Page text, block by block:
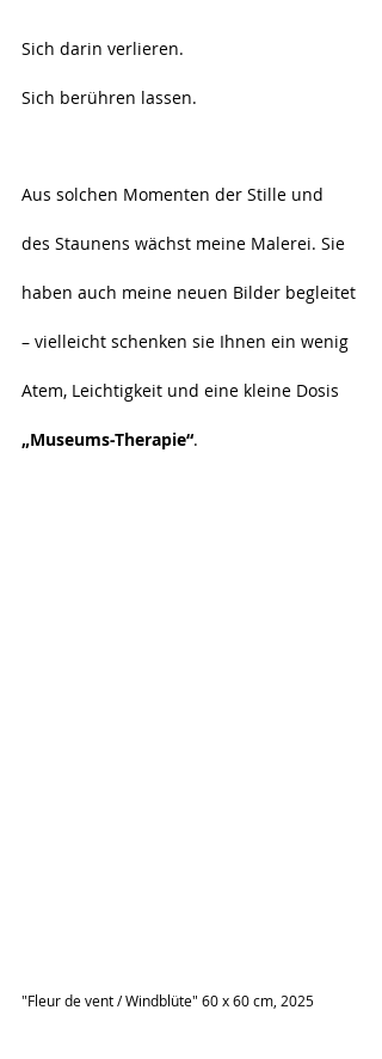
Sich darin verlieren.
Sich berühren lassen.
Aus solchen Momenten der Stille und
des Staunens wächst meine Malerei. Sie
haben auch meine neuen Bilder begleitet
– vielleicht schenken sie Ihnen ein wenig
Atem, Leichtigkeit und eine kleine Dosis
„Museums-Therapie“.
"Fleur de vent / Windblüte" 60 x 60 cm, 2025